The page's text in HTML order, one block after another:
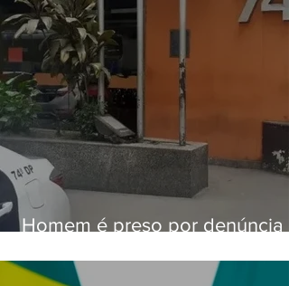
Homem é preso por denúncia
Alcântara